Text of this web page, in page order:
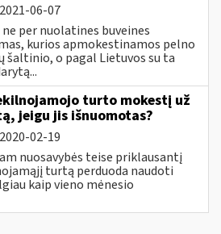
2021-06-07
per nuolatines buveines
kurios apmokestinamos pelno
šaltinio, o pagal Lietuvos su ta
turto mokestį už
jeigu jis išnuomotas?
2020-02-19
nuosavybės teise priklausantį
turtą perduoda naudoti
kaip vieno mėnesio